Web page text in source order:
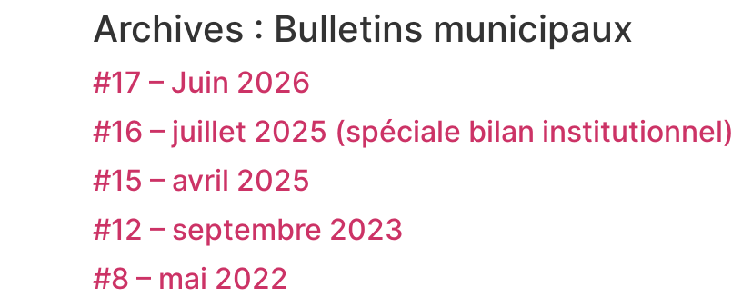
Archives : Bulletins municipaux
#17 – Juin 2026
#16 – juillet 2025 (spéciale bilan institutionnel)
#15 – avril 2025
#12 – septembre 2023
#8 – mai 2022